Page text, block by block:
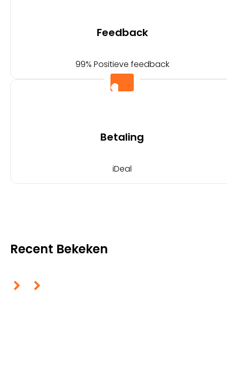
Feedback
99% Positieve feedback
Betaling
iDeal
Recent Bekeken